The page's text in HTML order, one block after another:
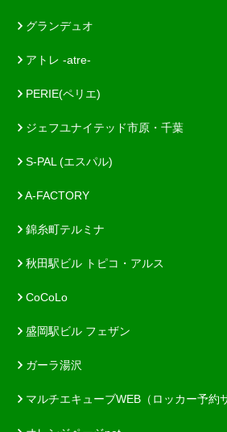
グランデュオ
アトレ -atre-
PERIE(ペリエ)
ジェフユナイテッド市原・千葉
S-PAL (エスパル)
A-FACTORY
錦糸町テルミナ
秋田駅ビル トピコ・アルス
CoCoLo
盛岡駅ビル フェザン
ガーラ湯沢
マルチエキューブWEB（ロッカー予約